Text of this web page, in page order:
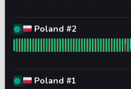
🇵🇱 Poland #2 - Работает
🇵🇱 Poland #2
Читать график
🇵🇱 Poland #1 - Работает
🇵🇱 Poland #1